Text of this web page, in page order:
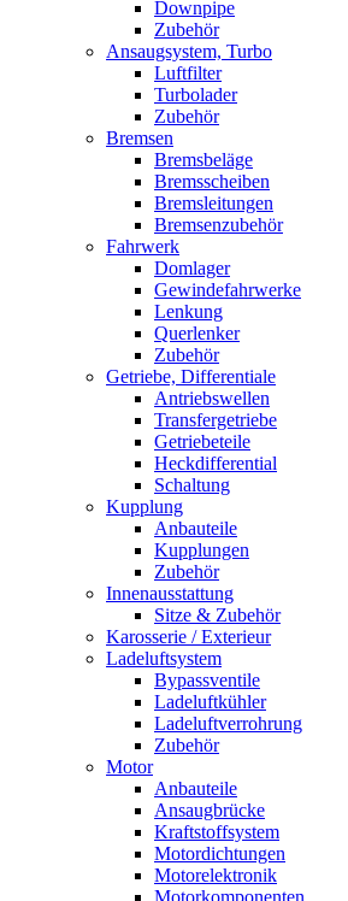
Downpipe
Zubehör
Ansaugsystem, Turbo
Luftfilter
Turbolader
Zubehör
Bremsen
Bremsbeläge
Bremsscheiben
Bremsleitungen
Bremsenzubehör
Fahrwerk
Domlager
Gewindefahrwerke
Lenkung
Querlenker
Zubehör
Getriebe, Differentiale
Antriebswellen
Transfergetriebe
Getriebeteile
Heckdifferential
Schaltung
Kupplung
Anbauteile
Kupplungen
Zubehör
Innenausstattung
Sitze & Zubehör
Karosserie / Exterieur
Ladeluftsystem
Bypassventile
Ladeluftkühler
Ladeluftverrohrung
Zubehör
Motor
Anbauteile
Ansaugbrücke
Kraftstoffsystem
Motordichtungen
Motorelektronik
Motorkomponenten